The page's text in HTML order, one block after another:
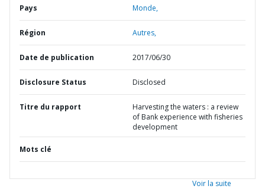
Pays Monde,
Région Autres,
Date de publication 2017/06/30
Disclosure Status Disclosed
Titre du rapport
Harvesting the waters : a review
of Bank experience with fisheries
development
Mots clé
Voir la suite